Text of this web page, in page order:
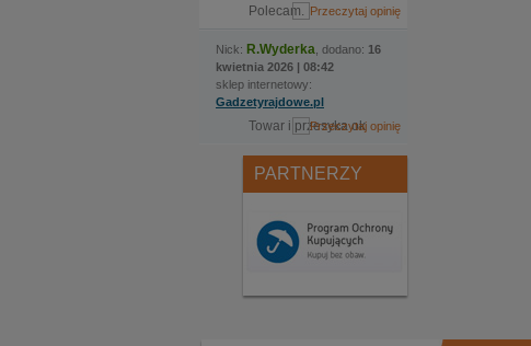
Polecam.
Nick: R.Wyderka , dodano: 16
kwietnia 2026 | 08:42
sklep internetowy:
Gadzetyrajdowe.pl
Towar i przesyka ok
PARTNERZY